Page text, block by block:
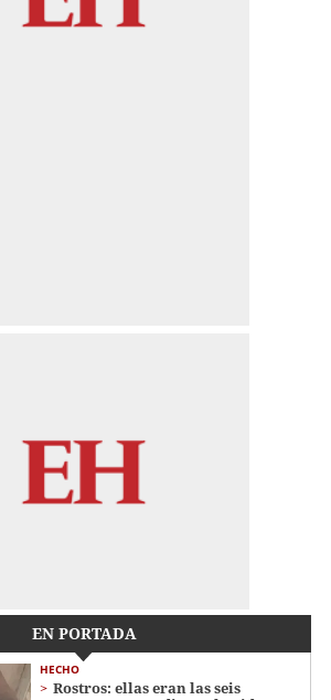
EN PORTADA
HECHO
Rostros: ellas eran las seis